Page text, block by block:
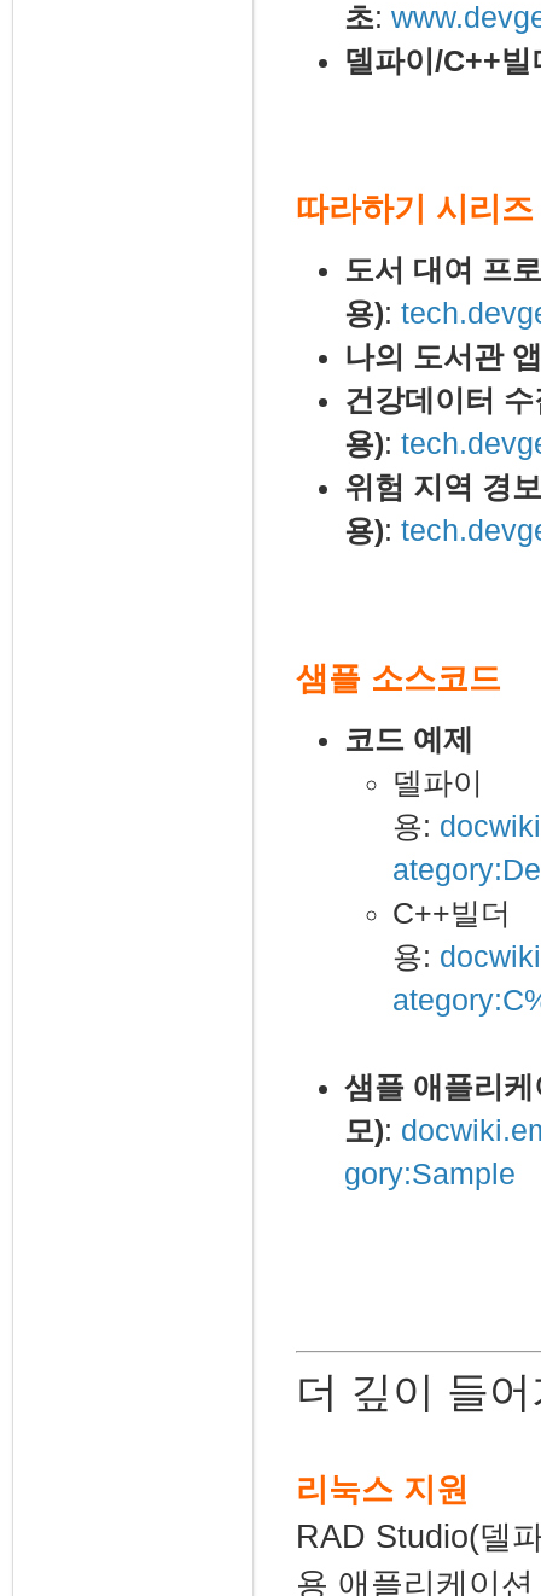
초:
델파이/C++
따라하기 시리즈
도서 대여 프
용):
나의 도서관
건강데이터
용):
위험 지역 경
용):
샘플 소스코드
코드 예제
델파이
용:
C++빌더
용:
샘플 애플리
모):
gory:Sample
더 깊이 들
리눅스 지원
RAD Studio(델
용 애플리케이